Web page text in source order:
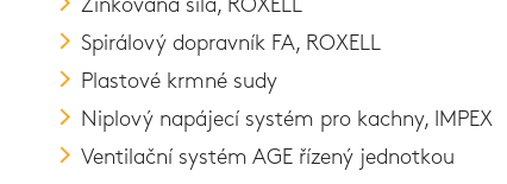
Zinkovaná sila, ROXELL
Spirálový dopravník FA, ROXELL
Plastové krmné sudy
Niplový napájecí systém pro kachny, IMPEX
Ventilační systém AGE řízený jednotkou